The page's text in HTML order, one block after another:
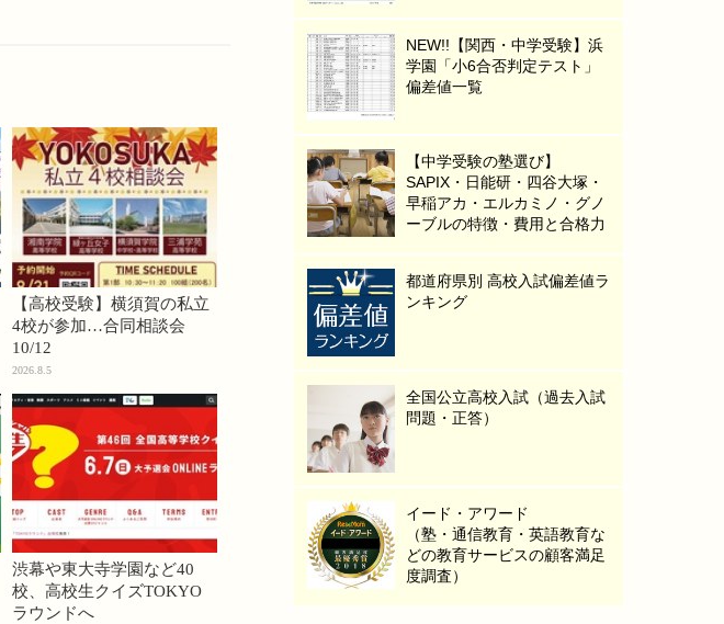
【高校受験】横須賀の私立
4校が参加…合同相談会
10/12
2026.8.5
渋幕や東大寺学園など40
校、高校生クイズTOKYO
ラウンドへ
NEW!!【関西・中学受験】浜
学園「小6合否判定テスト」
偏差値一覧
【中学受験の塾選び】
SAPIX・日能研・四谷大塚・
早稲アカ・エルカミノ・グノ
ーブルの特徴・費用と合格力
都道府県別 高校入試偏差値ラ
ンキング
全国公立高校入試（過去入試
問題・正答）
イード・アワード
（塾・通信教育・英語教育な
どの教育サービスの顧客満足
度調査）